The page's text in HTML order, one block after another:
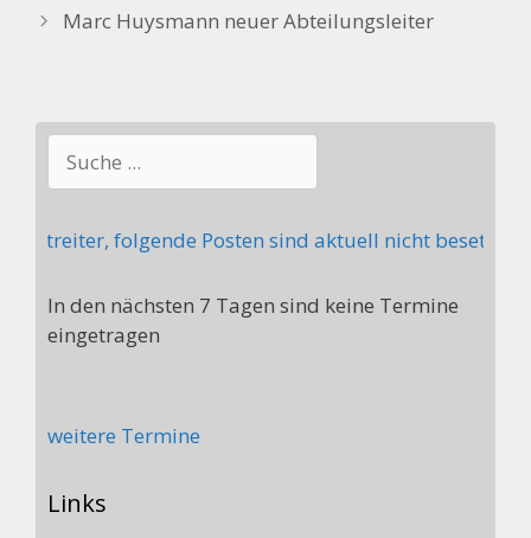
Marc Huysmann neuer Abteilungsleiter
Suchen
folgende Posten sind aktuell nicht besetzt:
In den nächsten 7 Tagen sind keine Termine
eingetragen
weitere Termine
Links